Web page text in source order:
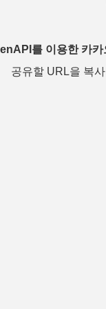
를 이용한 카
공유할 URL을 복